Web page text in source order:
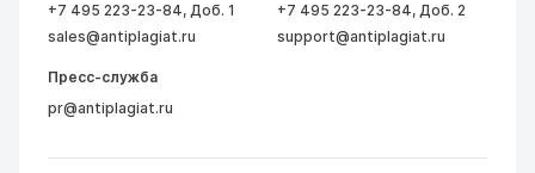
+7 495 223-23-84, Доб. 1
sales@antiplagiat.ru
+7 495 223-23-84, Доб. 2
support@antiplagiat.ru
Пресс-служба
pr@antiplagiat.ru